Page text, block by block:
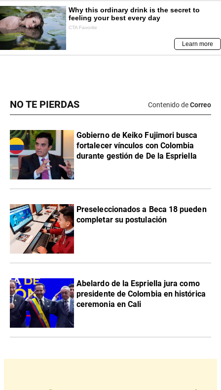
NO TE PIERDAS Contenido deCorreo
Gobierno de Keiko Fujimori busca
fortalecer vínculos con Colombia
durante gestión de De la Espriella
Preseleccionados a Beca 18 pueden
completar su postulación
Abelardo de la Espriella jura como
presidente de Colombia en histórica
ceremonia en Cali